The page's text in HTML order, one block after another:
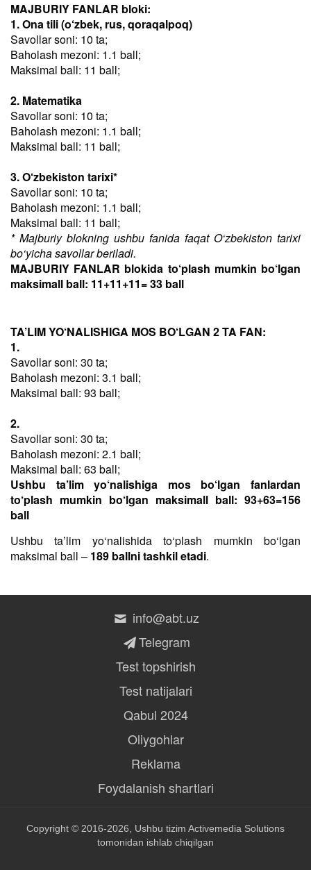
MAJBURIY FANLAR bloki:
1. Ona tili (o‘zbek, rus, qoraqalpoq)
Savollar soni: 10 ta;
Baholash mezoni: 1.1 ball;
Maksimal ball: 11 ball;
2. Matematika
Savollar soni: 10 ta;
Baholash mezoni: 1.1 ball;
Maksimal ball: 11 ball;
3. O‘zbekiston tarixi*
Savollar soni: 10 ta;
Baholash mezoni: 1.1 ball;
Maksimal ball: 11 ball;
* Majburiy blokning ushbu fanida faqat O‘zbekiston tarixi
bo‘yicha savollar beriladi.
MAJBURIY FANLAR blokida to‘plash mumkin bo‘lgan
maksimall ball: 11+11+11= 33 ball
TA’LIM YO‘NALISHIGA MOS BO‘LGAN 2 TA FAN:
1.
Savollar soni: 30 ta;
Baholash mezoni: 3.1 ball;
Maksimal ball: 93 ball;
2.
Savollar soni: 30 ta;
Baholash mezoni: 2.1 ball;
Maksimal ball: 63 ball;
Ushbu ta’lim yo‘nalishiga mos bo‘lgan fanlardan
to‘plash mumkin bo‘lgan maksimall ball: 93+63=156
ball
Ushbu taʼlim yo‘nalishida to‘plash mumkin bo‘lgan
maksimal ball – 189 ballni tashkil etadi.
info@abt.uz
Telegram
Test topshirish
Test natijalari
Qabul 2024
Oliygohlar
Reklama
Foydalanish shartlari
Copyright © 2016-2026, Ushbu tizim Activemedia Solutions
tomonidan ishlab chiqilgan